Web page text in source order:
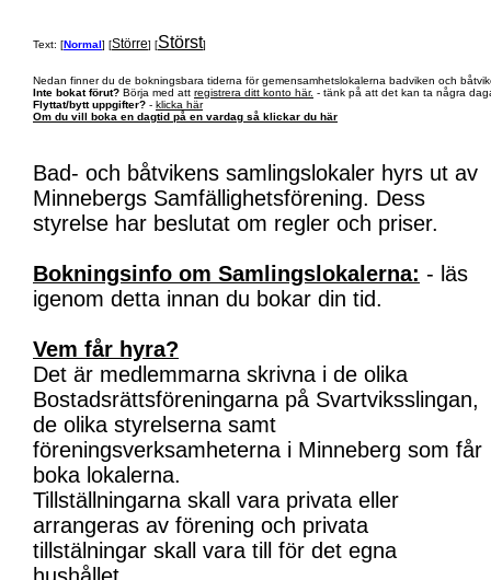
Text: [Normal] [Större] [Störst]
Nedan finner du de bokningsbara tiderna för gemensamhetslokalerna badviken och
Inte bokat förut? Börja med att registrera ditt konto här. - tänk på att det kan ta några
Flyttat/bytt uppgifter? - klicka här
Om du vill boka en dagtid på en vardag så klickar du här
Bad- och båtvikens samlingslokaler hyrs ut av
Minnebergs Samfällighetsförening. Dess
styrelse har beslutat om regler och priser.
Bokningsinfo om Samlingslokalerna: - läs
igenom detta innan du bokar din tid.
Vem får hyra?
Det är medlemmarna skrivna i de olika
Bostadsrättsföreningarna på Svartviksslingan,
de olika styrelserna samt
föreningsverksamheterna i Minneberg som får
boka lokalerna.
Tillställningarna skall vara privata eller
arrangeras av förening och privata
tillstälningar skall vara till för det egna